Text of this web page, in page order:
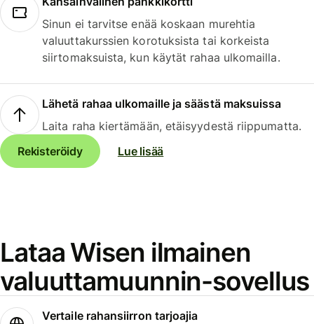
Sinun ei tarvitse enää koskaan murehtia
valuuttakurssien korotuksista tai korkeista
siirtomaksuista, kun käytät rahaa ulkomailla.
Lähetä rahaa ulkomaille ja säästä maksuissa
Laita raha kiertämään, etäisyydestä riippumatta.
Rekisteröidy
Lue lisää
Lataa Wisen ilmainen
valuuttamuunnin-sovellus
Vertaile rahansiirron tarjoajia